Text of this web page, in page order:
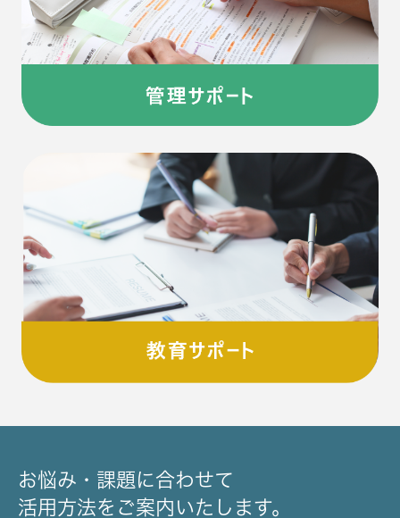
お悩み・課題に合わせて
活用方法をご案内いたします。